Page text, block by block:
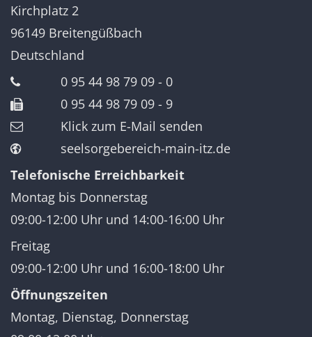
Kirchplatz 2
96149 Breitengüßbach
Deutschland
0 95 44 98 79 09 - 0
0 95 44 98 79 09 - 9
Klick zum E-Mail senden
seelsorgebereich-main-itz.de
Telefonische Erreichbarkeit
Montag bis Donnerstag
09:00-12:00 Uhr und 14:00-16:00 Uhr
Freitag
09:00-12:00 Uhr und 16:00-18:00 Uhr
Öffnungszeiten
Montag, Dienstag, Donnerstag